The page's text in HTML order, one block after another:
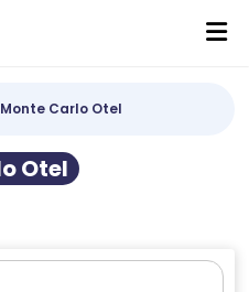
Monte Carlo Otel
Otel